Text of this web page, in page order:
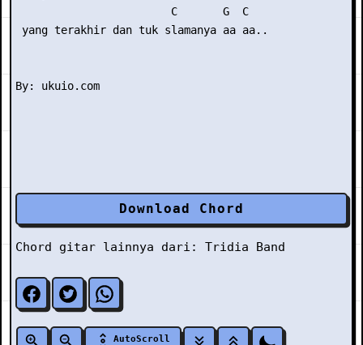
                        C       G  C
yang terakhir dan tuk slamanya aa aa..
Download Chord
Chord gitar lainnya dari: Tridia Band
AutoScroll